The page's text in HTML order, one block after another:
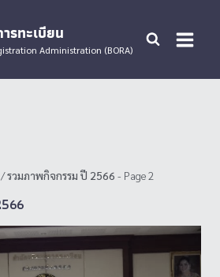
รทะเบียน
Administration (BORA)
/รวมภาพกิจกรรม ปี 2566 - Page 2